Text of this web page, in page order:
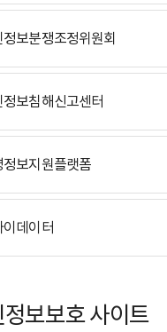
정보분쟁조정위원회
정보침해신고센터
정보지원플랫폼
이데이터
보보호 사이트